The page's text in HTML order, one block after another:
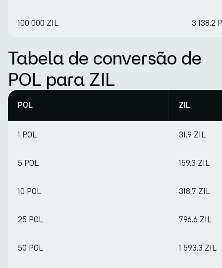
100 000 ZIL 3 138.2
Tabela de conversão de
POL para ZIL
POL ZIL
1 POL 31.9 ZIL
5 POL 159.3 ZIL
10 POL 318.7 ZIL
25 POL 796.6 ZIL
50 POL 1 593.3 ZIL